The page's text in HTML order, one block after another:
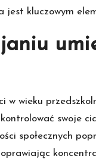
kluczowym
wieku
swoje
społecznych